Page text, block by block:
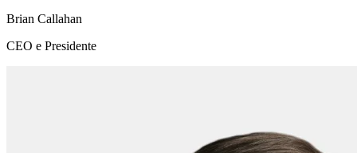
Brian Callahan
CEO e Presidente